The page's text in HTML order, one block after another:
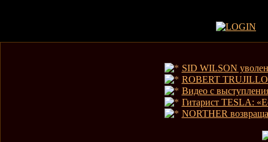
SID WILSON
ROBERT
Видео с
Гитарист TESLA:
NORTHER